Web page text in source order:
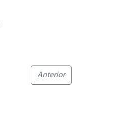
Anterior